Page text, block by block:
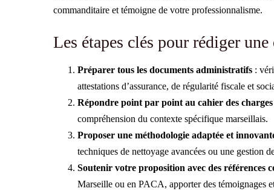
commanditaire et témoigne de votre professionnalisme.
Les étapes clés pour rédiger
Préparer tous les documents administratifs :
attestations d’assurance, de régularité fiscale et
Répondre point par point au cahier des charges
compréhension du contexte spécifique marseillais.
Proposer une méthodologie adaptée et
techniques de nettoyage avancées ou une gestion
Soutenir votre proposition avec des références
Marseille ou en PACA, apporter des témoignages